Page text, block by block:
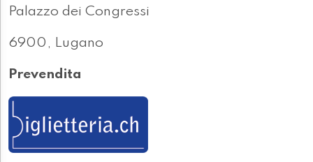
Palazzo dei Congressi
6900, Lugano
Prevendita